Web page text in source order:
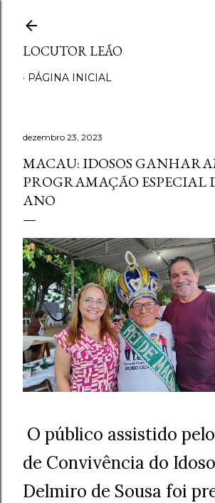
LOCUTOR LEÃO
PÁGINA INICIAL
dezembro 23, 2023
MACAU: IDOSOS
PROGRAMAÇÃO ESPECIAL
ANO
O público assistido
de Convivência do
Delmiro de Sousa foi